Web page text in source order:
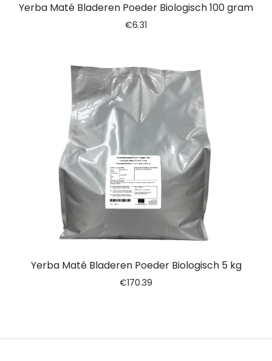
Yerba Maté Bladeren Poeder Biologisch 100 gram
€6.31
Yerba Maté Bladeren Poeder Biologisch 5 kg
€170.39